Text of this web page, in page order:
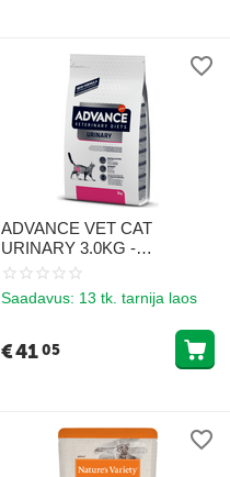
ADVANCE VET CAT
URINARY 3.0KG -
Toiduained kassidele
Saadavus: 13 tk. tarnija laos
€4105